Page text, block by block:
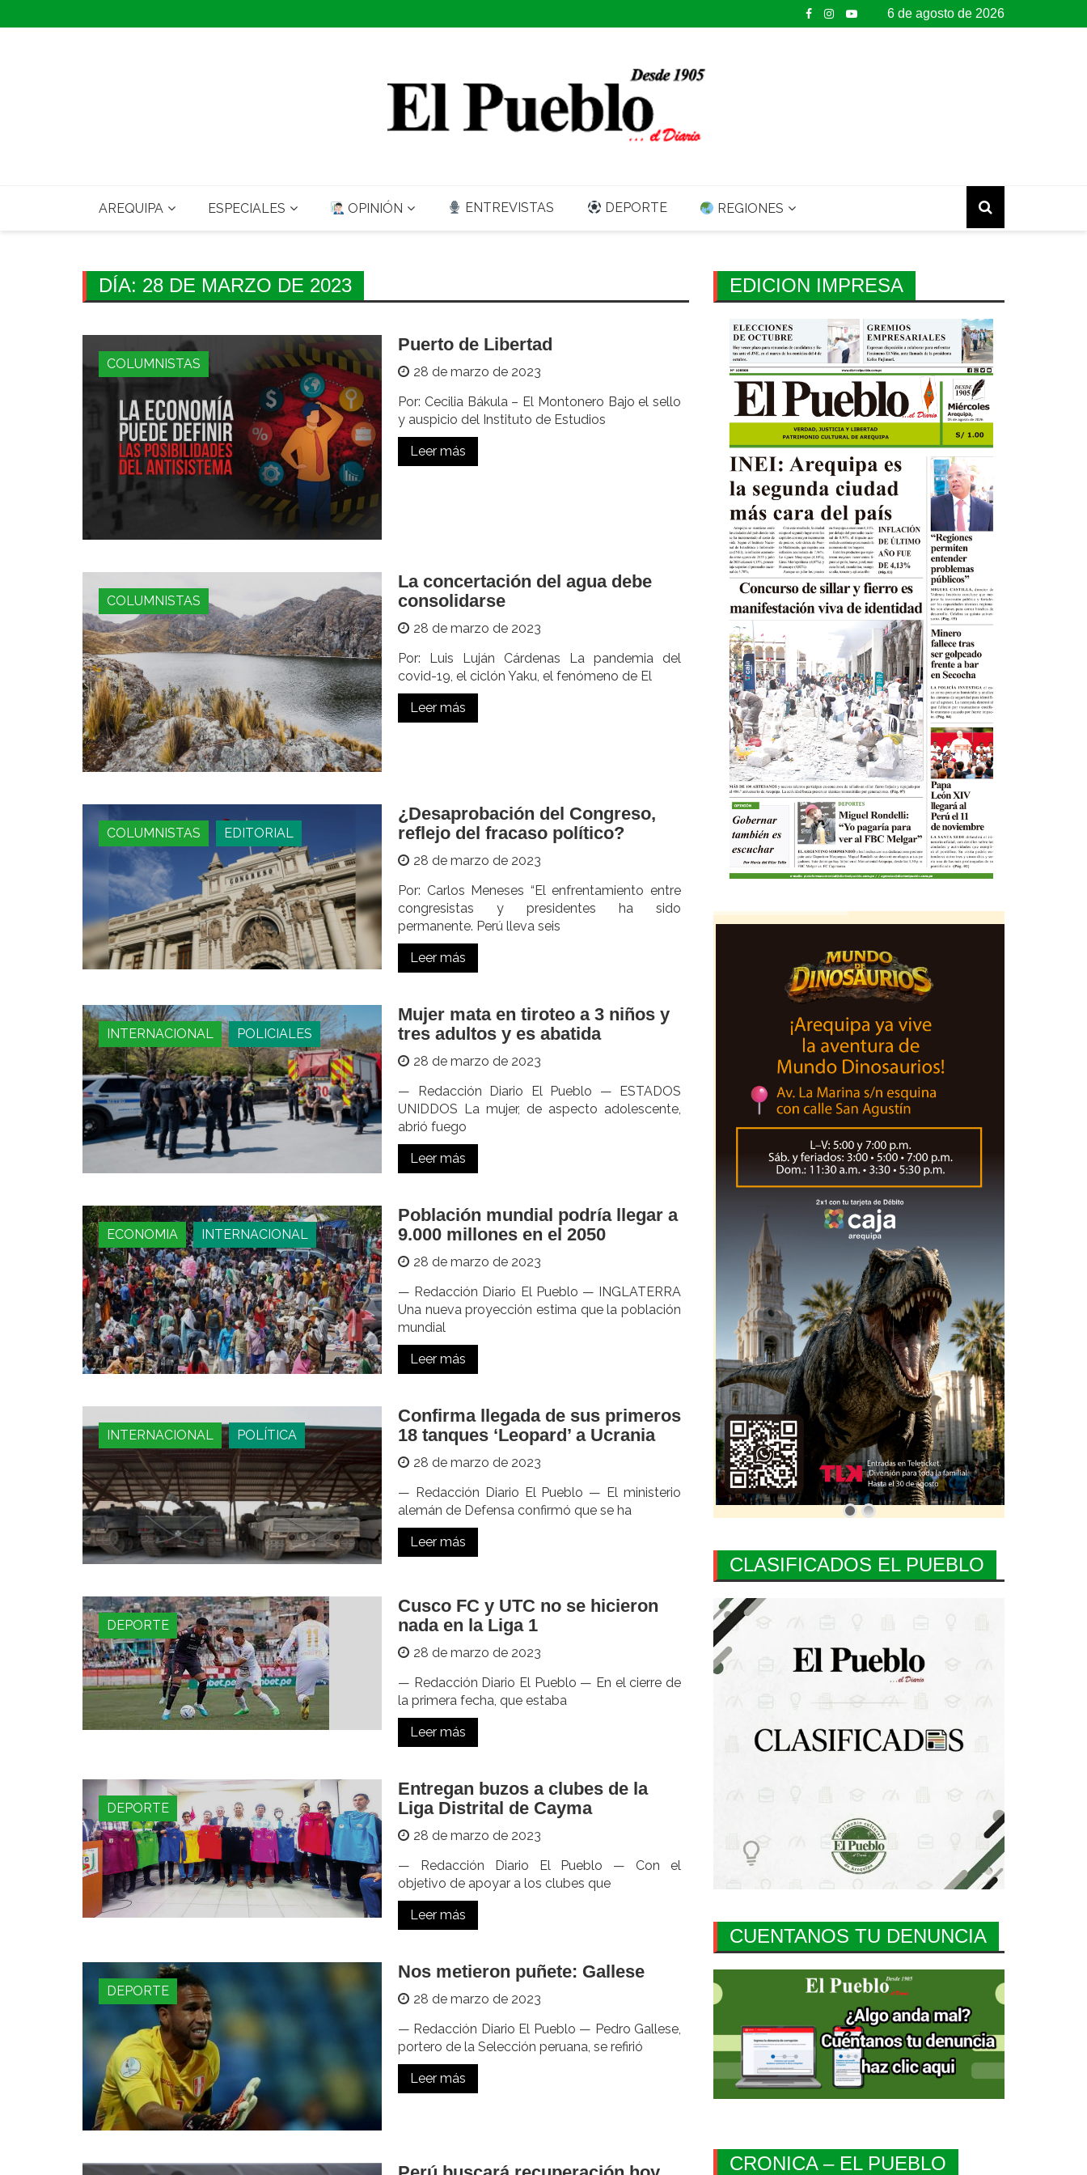
to
6 de agosto de 2026
AREQUIPA ESPECIALES OPINIÓN ENTREVISTAS DEPORTE REGIONES
DÍA: 28 DE MARZO DE 2023
COLUMNISTAS
Puerto de Libertad
28 de marzo de 2023
Por: Cecilia Bákula – El Montonero Bajo el sello
y auspicio del Instituto de Estudios
Leer más
COLUMNISTAS
La concertación del agua debe
consolidarse
28 de marzo de 2023
Por: Luis Luján Cárdenas La pandemia del
covid-19, el ciclón Yaku, el fenómeno de El
Leer más
COLUMNISTAS EDITORIAL
¿Desaprobación del Congreso,
reflejo del fracaso político?
28 de marzo de 2023
Por: Carlos Meneses “El enfrentamiento entre
congresistas y presidentes ha sido
permanente. Perú lleva seis
Leer más
INTERNACIONAL POLICIALES
Mujer mata en tiroteo a 3 niños y
tres adultos y es abatida
28 de marzo de 2023
— Redacción Diario El Pueblo — ESTADOS
UNIDDOS La mujer, de aspecto adolescente,
abrió fuego
Leer más
ECONOMIA INTERNACIONAL
Población mundial podría llegar a
9.000 millones en el 2050
28 de marzo de 2023
— Redacción Diario El Pueblo — INGLATERRA
Una nueva proyección estima que la población
mundial
Leer más
INTERNACIONAL POLÍTICA
Confirma llegada de sus primeros
18 tanques ‘Leopard’ a Ucrania
28 de marzo de 2023
— Redacción Diario El Pueblo — El ministerio
alemán de Defensa confirmó que se ha
Leer más
DEPORTE
Cusco FC y UTC no se hicieron
nada en la Liga 1
28 de marzo de 2023
— Redacción Diario El Pueblo — En el cierre de
la primera fecha, que estaba
Leer más
DEPORTE
Entregan buzos a clubes de la
Liga Distrital de Cayma
28 de marzo de 2023
— Redacción Diario El Pueblo — Con el
objetivo de apoyar a los clubes que
Leer más
DEPORTE
Nos metieron puñete: Gallese
28 de marzo de 2023
— Redacción Diario El Pueblo — Pedro Gallese,
portero de la Selección peruana, se refirió
Leer más
EDICION IMPRESA
CLASIFICADOS EL PUEBLO
CUENTANOS TU DENUNCIA
CRONICA – EL PUEBLO